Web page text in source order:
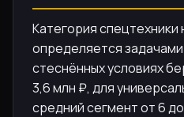
Категория
определяется
стеснённых условиях
3,6 млн ₽, для
средний сегмент от 6